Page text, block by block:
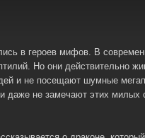
в героев мифов. В
Но они действительно
и не посещают шумные
даже не замечают этих